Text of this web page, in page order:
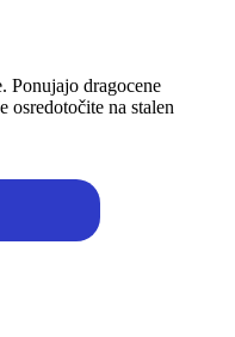
Ponujajo dragocene
osredotočite na stalen